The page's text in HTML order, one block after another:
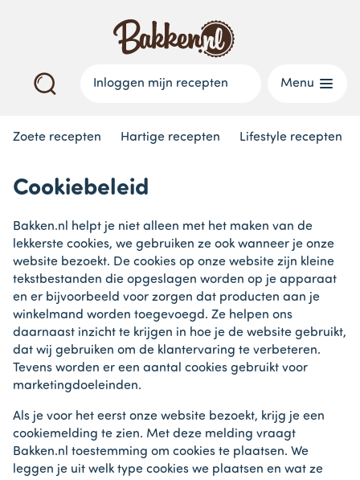
Inloggen mijn recepten Menu
Zoete recepten Hartige recepten Lifestyle recepten
Cookiebeleid
Bakken.nl helpt je niet alleen met het maken van de
lekkerste cookies, we gebruiken ze ook wanneer je onze
website bezoekt. De cookies op onze website zijn kleine
tekstbestanden die opgeslagen worden op je apparaat
en er bijvoorbeeld voor zorgen dat producten aan je
winkelmand worden toegevoegd. Ze helpen ons
daarnaast inzicht te krijgen in hoe je de website gebruikt,
dat wij gebruiken om de klantervaring te verbeteren.
Tevens worden er een aantal cookies gebruikt voor
marketingdoeleinden.
Als je voor het eerst onze website bezoekt, krijg je een
cookiemelding te zien. Met deze melding vraagt
Bakken.nl toestemming om cookies te plaatsen. We
leggen je uit welk type cookies we plaatsen en wat ze